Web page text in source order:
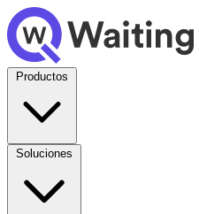
Productos
Soluciones